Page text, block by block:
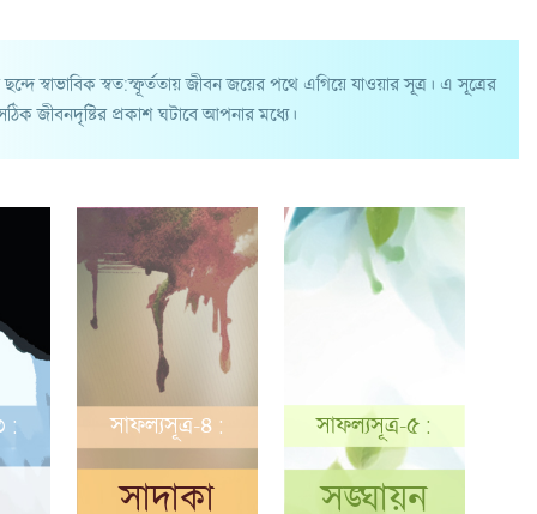
স্বাভাবিক স্বত:স্ফূর্ততায় জীবন জয়ের পথে এগিয়ে যাওয়ার সূত্র। এ সূত্রের
জীবনদৃষ্টির প্রকাশ ঘটাবে আপনার মধ্যে।
: সাফল্যসূত্র-৪ :
সাদাকা
সাফল্যসূত্র-৫ :
সঙ্ঘায়ন